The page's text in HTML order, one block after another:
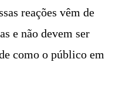
reações vêm de
e não devem ser
como o público em